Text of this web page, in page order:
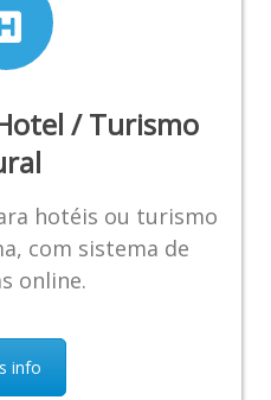
/ Turismo
hotéis ou turismo
com sistema de
online.
info